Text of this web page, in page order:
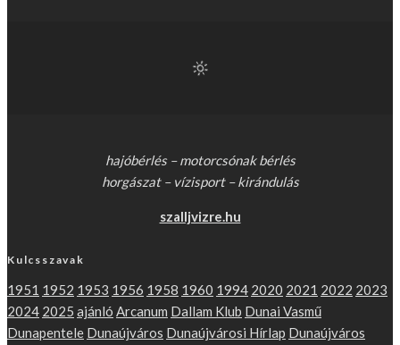
hajóbérlés – motorcsónak bérlés
horgászat – vízisport – kirándulás
szalljvizre.hu
Kulcsszavak
1951 1952 1953 1956 1958 1960 1994 2020 2021 2022 2023
2024 2025 ajánló Arcanum Dallam Klub Dunai Vasmű
Dunapentele Dunaújváros Dunaújvárosi Hírlap Dunaújváros